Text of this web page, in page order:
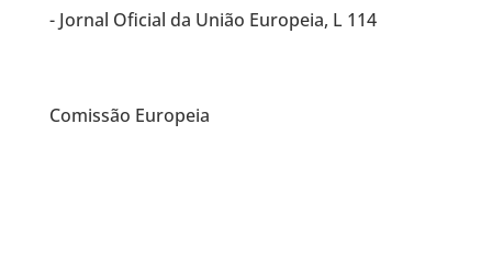
- Jornal Oficial da União Europeia, L 114
Comissão Europeia